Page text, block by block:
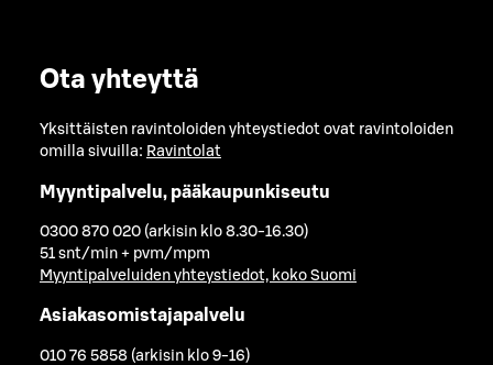
Ota yhteyttä
Yksittäisten ravintoloiden yhteystiedot ovat ravintoloiden
omilla sivuilla: Ravintolat
Myyntipalvelu, pääkaupunkiseutu
0300 870 020 (arkisin klo 8.30-16.30)
51 snt/min + pvm/mpm
Myyntipalveluiden yhteystiedot, koko Suomi
Asiakasomistajapalvelu
010 76 5858 (arkisin klo 9-16)